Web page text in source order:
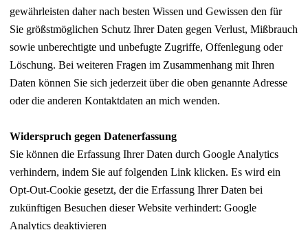
gewährleisten daher nach besten Wissen und Gewissen den für
Sie größstmöglichen Schutz Ihrer Daten gegen Verlust, Mißbrauch
sowie unberechtigte und unbefugte Zugriffe, Offenlegung oder
Löschung. Bei weiteren Fragen im Zusammenhang mit Ihren
Daten können Sie sich jederzeit über die oben genannte Adresse
oder die anderen Kontaktdaten an mich wenden.
Widerspruch gegen Datenerfassung
Sie können die Erfassung Ihrer Daten durch Google Analytics
verhindern, indem Sie auf folgenden Link klicken. Es wird ein
Opt-Out-Cookie gesetzt, der die Erfassung Ihrer Daten bei
zukünftigen Besuchen dieser Website verhindert: Google
Analytics deaktivieren